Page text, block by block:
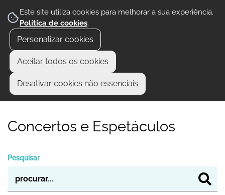
Este site utiliza cookies para melhorar a sua experiência.
Política de cookies.
Personalizar cookies
Aceitar todos os cookies
Desativar cookies não essenciais
Concertos e Espetáculos
Pesquisar